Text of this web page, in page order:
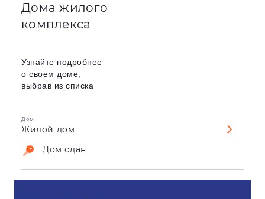
Дома жилого
комплекса
Узнайте подробнее
о своем доме,
выбрав из списка
Дом
Жилой дом
Дом сдан